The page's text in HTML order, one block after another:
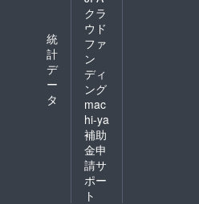
統
計
デ
ー
タ
クラ
ウド
ファ
ン
ディ
ング
mac
hi-ya
補助
金申
請サ
ポー
ト